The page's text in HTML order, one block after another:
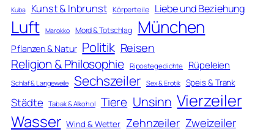
Kuba Kunst & Inbrunst Körperteile Liebe und Beziehung
Luft Marokko Mord & Totschlag München
Pflanzen & Natur Politik Reisen
Religion & Philosophie Ripostegedichte Rüpeleien
Schlaf & Langeweile Sechszeiler Sex & Erotik Speis & Trank
Städte Tabak & Alkohol Tiere Unsinn Vierzeiler
Wasser Wind & Wetter Zehnzeiler Zweizeiler